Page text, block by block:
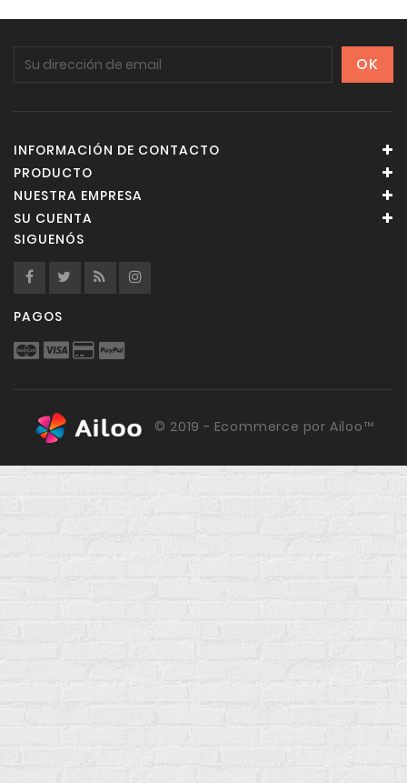
INFORMACIÓN DE CONTACTO
PRODUCTO
NUESTRA EMPRESA
SU CUENTA
SIGUENÓS
PAGOS
© 2019 - Ecommerce por Ailoo™